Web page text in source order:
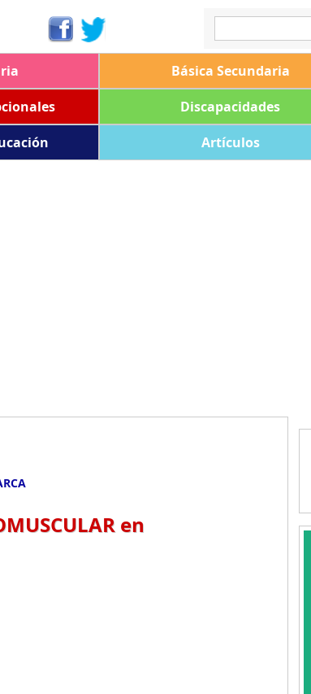
Básica Secundaria
Discapacidades
Artículos
en